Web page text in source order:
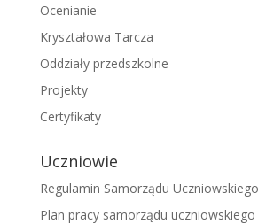
Ocenianie
Kryształowa Tarcza
Oddziały przedszkolne
Projekty
Certyfikaty
Uczniowie
Regulamin Samorządu Uczniowskiego
Plan pracy samorządu uczniowskiego